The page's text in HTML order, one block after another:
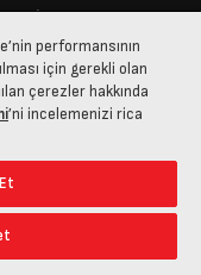
İşlem Rehberi
performansının
için gerekli olan
çerezler hakkında
’ni incelemenizi rica